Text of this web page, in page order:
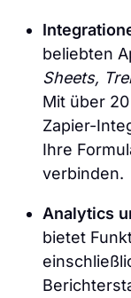
beliebten
Sheets,
Mit über
Zapier-
Ihre
verbinden.
Analytics
bietet